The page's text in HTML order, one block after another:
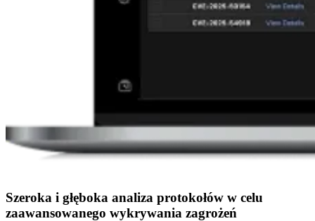
Szeroka i głęboka analiza protokołów w celu
zaawansowanego wykrywania zagrożeń